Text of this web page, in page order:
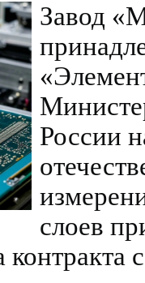
Завод
России
слоев